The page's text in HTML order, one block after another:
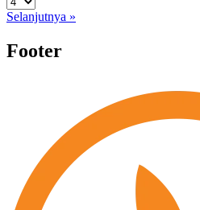
Selanjutnya »
Footer